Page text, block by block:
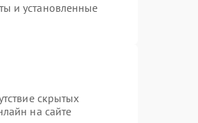
и установленные
скрытых
на сайте